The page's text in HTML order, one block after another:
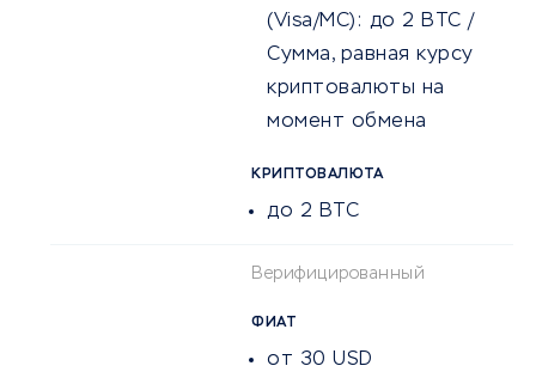
КРИПТОВАЛЮТА
до 2 BTC
(Visa/MC): до 2 BTC /
Сумма, равная курсу
криптовалюты на
момент обмена
Верифицированный
ФИАТ
от 30 USD